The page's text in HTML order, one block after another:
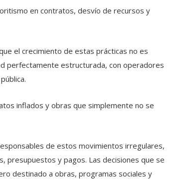
en contratos, desvío de recursos y
el crecimiento de estas prácticas no es
perfectamente estructurada, con operadores
inflados y obras que simplemente no se
de estos movimientos irregulares,
presupuestos y pagos. Las decisiones que se
destinado a obras, programas sociales y